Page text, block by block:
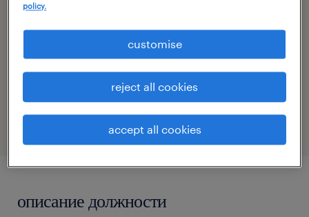
склады/дистрибуция
номер посилання
47027931
описание должности
policy.
accept all cookies
reject all cookies
customise